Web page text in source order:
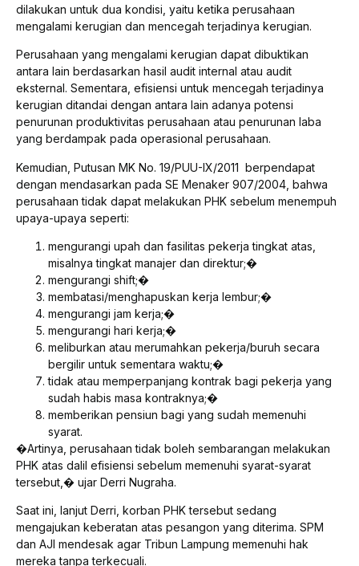
dilakukan untuk dua kondisi, yaitu ketika perusahaan
mengalami kerugian dan mencegah terjadinya kerugian.
Perusahaan yang mengalami kerugian dapat dibuktikan
antara lain berdasarkan hasil audit internal atau audit
eksternal. Sementara, efisiensi untuk mencegah terjadinya
kerugian ditandai dengan antara lain adanya potensi
penurunan produktivitas perusahaan atau penurunan laba
yang berdampak pada operasional perusahaan.
Kemudian, Putusan MK No. 19/PUU-IX/2011 berpendapat
dengan mendasarkan pada SE Menaker 907/2004, bahwa
perusahaan tidak dapat melakukan PHK sebelum menempuh
upaya-upaya seperti:
mengurangi upah dan fasilitas pekerja tingkat atas,
misalnya tingkat manajer dan direktur;�
mengurangi shift;�
membatasi/menghapuskan kerja lembur;�
mengurangi jam kerja;�
mengurangi hari kerja;�
meliburkan atau merumahkan pekerja/buruh secara
bergilir untuk sementara waktu;�
tidak atau memperpanjang kontrak bagi pekerja yang
sudah habis masa kontraknya;�
memberikan pensiun bagi yang sudah memenuhi
syarat.
�Artinya, perusahaan tidak boleh sembarangan melakukan
PHK atas dalil efisiensi sebelum memenuhi syarat-syarat
tersebut,� ujar Derri Nugraha.
Saat ini, lanjut Derri, korban PHK tersebut sedang
mengajukan keberatan atas pesangon yang diterima. SPM
dan AJI mendesak agar Tribun Lampung memenuhi hak
mereka tanpa terkecuali.